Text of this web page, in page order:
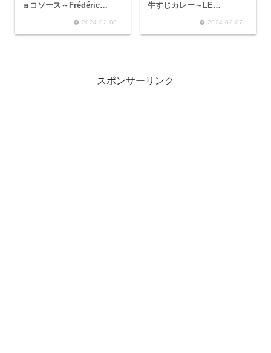
ョコソース～Frédéric
2024.02.08
牛すじカレー～LE
2024.02.07
スポンサーリンク